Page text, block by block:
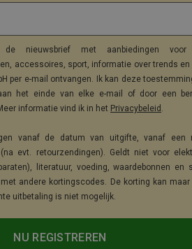
nieuwsbrief met aanbiedingen voor
accessoires, sport, informatie over trends
per e-mail ontvangen. Ik kan deze
het einde van elke e-mail of door een
informatie vind ik in het Privacybeleid .
vanaf de datum van uitgifte, vanaf een
evt. retourzendingen). Geldt niet voor
literatuur, voeding, waardebonnen en
andere kortingscodes. De korting kan maar
uitbetaling is niet mogelijk.
NU REGISTREREN